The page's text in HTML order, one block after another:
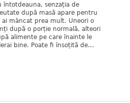
întotdeauna, senzația de
după masă apare pentru
ai mâncat prea mult. Uneori o
după o porție normală, alteori
alimente pe care înainte le
bine. Poate fi însoțită de...